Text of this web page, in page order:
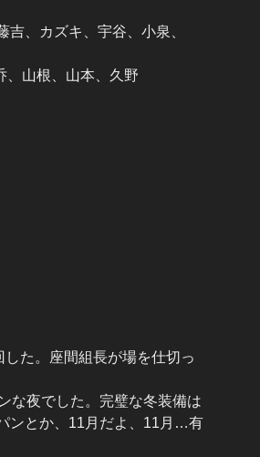
、カズキ、宇谷、小泉、
、山根、山本、久野
た。座間組長が場を仕切っ
夜でした。完璧な冬装備は
ンとか、11月だよ、11月…有